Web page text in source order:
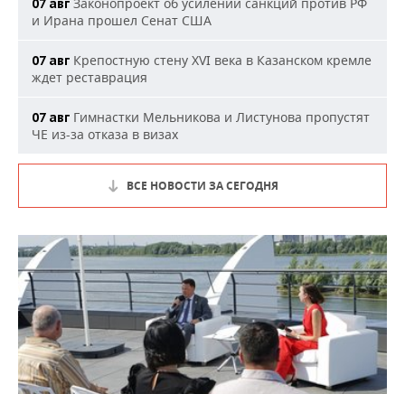
07 авг
и Ирана прошел Сенат США
07 авг Крепостную стену XVI века в Казанском кремле
ждет реставрация
07 авг Гимнастки Мельникова и Листунова пропустят
ЧЕ из-за отказа в визах
ВСЕ НОВОСТИ ЗА СЕГОДНЯ